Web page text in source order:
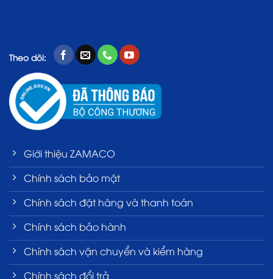
Theo dõi:
Giới thiệu ZAMACO
Chính sách bảo mật
Chính sách đặt hàng và thanh toán
Chính sách bảo hành
Chính sách vận chuyển và kiểm hàng
Chính sách đổi trả